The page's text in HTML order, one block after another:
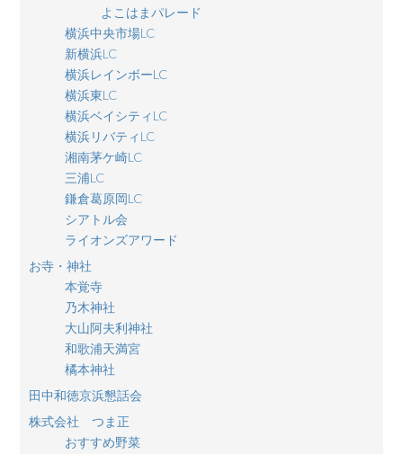
よこはまパレード
横浜中央市場LC
新横浜LC
横浜レインボーLC
横浜東LC
横浜ベイシティLC
横浜リバティLC
湘南茅ケ崎LC
三浦LC
鎌倉葛原岡LC
シアトル会
ライオンズアワード
お寺・神社
本覚寺
乃木神社
大山阿夫利神社
和歌浦天満宮
橘本神社
田中和徳京浜懇話会
株式会社 つま正
おすすめ野菜